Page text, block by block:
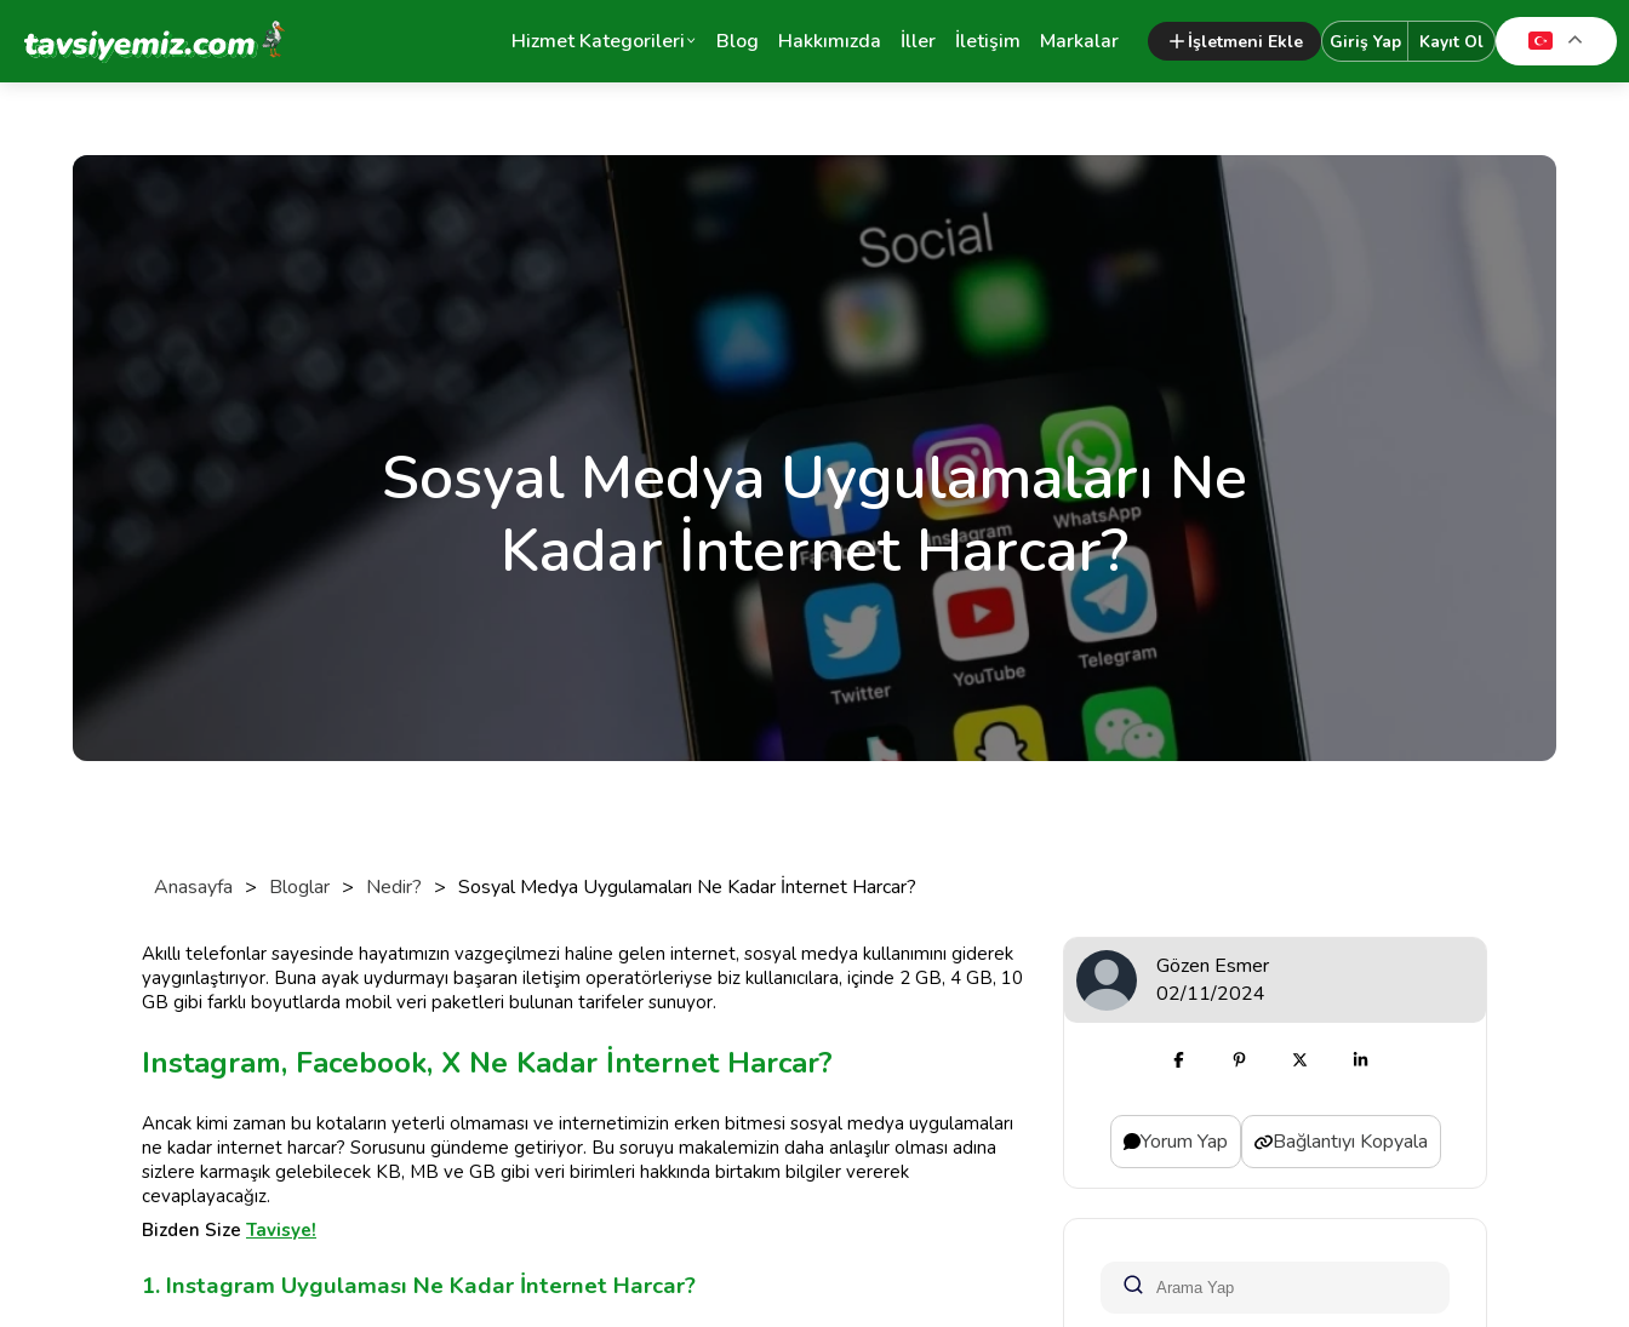
Tavsiyemiz Anasayfa Hizmet Kategorileri Blog Hakkımızda İller İletişim Markalar İşletmeni Ekle Giriş Yap Kayıt Ol
Sosyal Medya Uygulamaları Ne
Kadar İnternet Harcar?
Anasayfa > Bloglar > Nedir? > Sosyal Medya Uygulamaları Ne Kadar İnternet Harcar?
Akıllı telefonlar sayesinde hayatımızın vazgeçilmezi haline gelen internet, sosyal medya kullanımını giderek
yaygınlaştırıyor. Buna ayak uydurmayı başaran iletişim operatörleriyse biz kullanıcılara, içinde 2 GB, 4 GB, 10
GB gibi farklı boyutlarda mobil veri paketleri bulunan tarifeler sunuyor.
Instagram, Facebook, X Ne Kadar İnternet Harcar?
Ancak kimi zaman bu kotaların yeterli olmaması ve internetimizin erken bitmesi sosyal medya uygulamaları
ne kadar internet harcar? Sorusunu gündeme getiriyor. Bu soruyu makalemizin daha anlaşılır olması adına
sizlere karmaşık gelebilecek KB, MB ve GB gibi veri birimleri hakkında birtakım bilgiler vererek
cevaplayacağız.
Bizden Size Tavisye!
1. Instagram Uygulaması Ne Kadar İnternet Harcar?
Gözen Esmer
02/11/2024
Yorum Yap Bağlantıyı Kopyala